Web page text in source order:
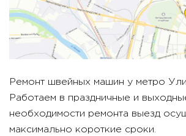
Ремонт швейных машин у метро
Работаем в праздничные и
необходимости ремонта выезд
максимально короткие сроки.